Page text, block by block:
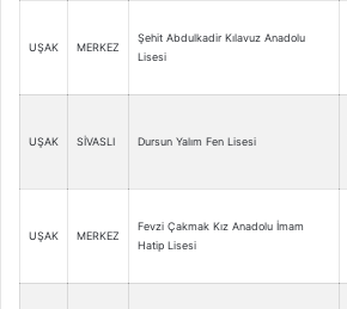
UŞAK MERKEZ
Şehit Abdulkadir Kılavuz Anadolu
Lisesi
UŞAK SİVASLI Dursun Yalım Fen Lisesi
UŞAK MERKEZ
Fevzi Çakmak Kız Anadolu İmam
Hatip Lisesi